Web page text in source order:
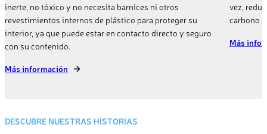
inerte, no tóxico y no necesita barnices ni otros
revestimientos internos de plástico para proteger su
interior, ya que puede estar en contacto directo y seguro
con su contenido.
Más información
vez,
carbono
Más
DESCUBRE NUESTRAS HISTORIAS